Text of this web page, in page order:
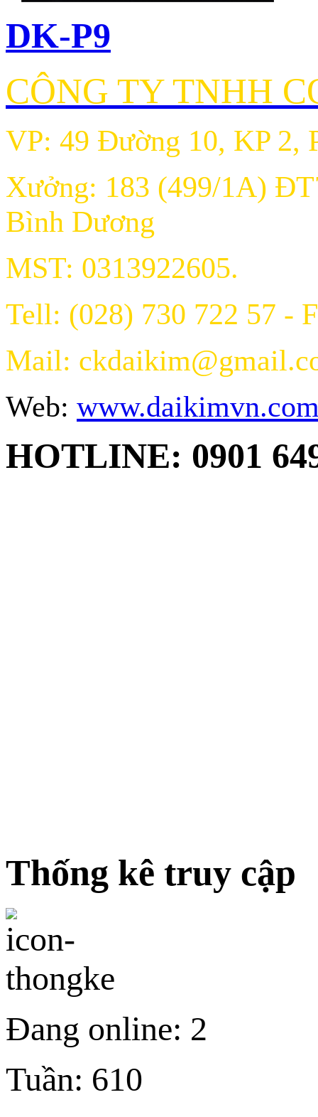
DK-P9
CÔNG TY TNHH
VP: 49 Đường 10, KP 2,
Xưởng: 183 (499/1A)
Bình Dương
MST: 0313922605.
Tell: (028) 730 722 57 -
Mail:
Web:
HOTLINE: 0901
Thống kê truy cập
Đang online: 2
Tuần: 610